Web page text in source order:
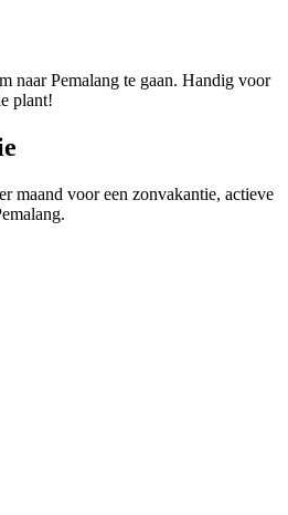
naar Pemalang te gaan. Handig voor
plant!
maand voor een zonvakantie, actieve